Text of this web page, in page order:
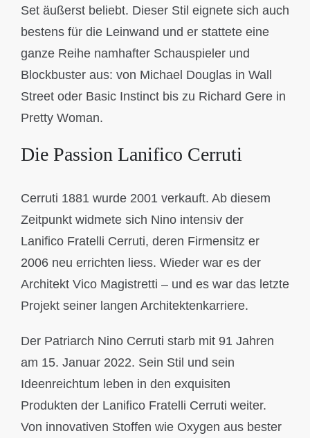
Set äußerst beliebt. Dieser Stil eignete sich auch
bestens für die Leinwand und er stattete eine
ganze Reihe namhafter Schauspieler und
Blockbuster aus: von Michael Douglas in Wall
Street oder Basic Instinct bis zu Richard Gere in
Pretty Woman.
Die Passion Lanifico Cerruti
Cerruti 1881 wurde 2001 verkauft. Ab diesem
Zeitpunkt widmete sich Nino intensiv der
Lanifico Fratelli Cerruti, deren Firmensitz er
2006 neu errichten liess. Wieder war es der
Architekt Vico Magistretti – und es war das letzte
Projekt seiner langen Architektenkarriere.
Der Patriarch Nino Cerruti starb mit 91 Jahren
am 15. Januar 2022. Sein Stil und sein
Ideenreichtum leben in den exquisiten
Produkten der Lanifico Fratelli Cerruti weiter.
Von innovativen Stoffen wie Oxygen aus bester